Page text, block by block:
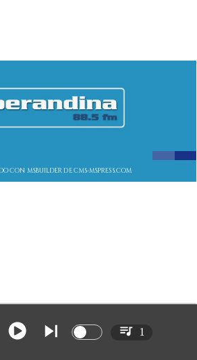
CON MSBUILDER DE CMS-MSPRESS.COM
1